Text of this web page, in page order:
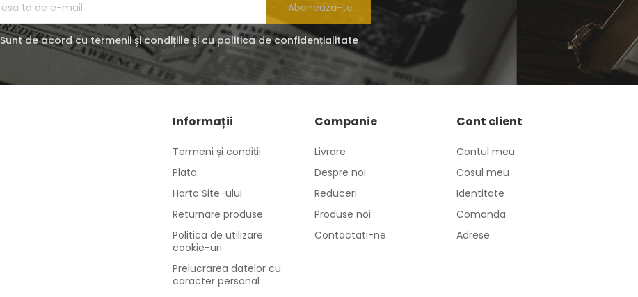
Aboneaza-te
Sunt de acord cu termenii și condițiile și cu politica de confidențialitate
Informații
Termeni și condiții
Plata
Harta Site-ului
Returnare produse
Politica de utilizare
cookie-uri
Prelucrarea datelor cu
caracter personal
Companie
Livrare
Despre noi
Reduceri
Produse noi
Contactati-ne
Cont client
Contul meu
Cosul meu
Identitate
Comanda
Adrese